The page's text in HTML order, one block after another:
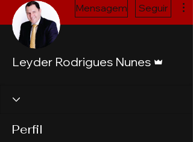
Mensagem Seguir
Leyder Rodrigues Nunes
Perfil